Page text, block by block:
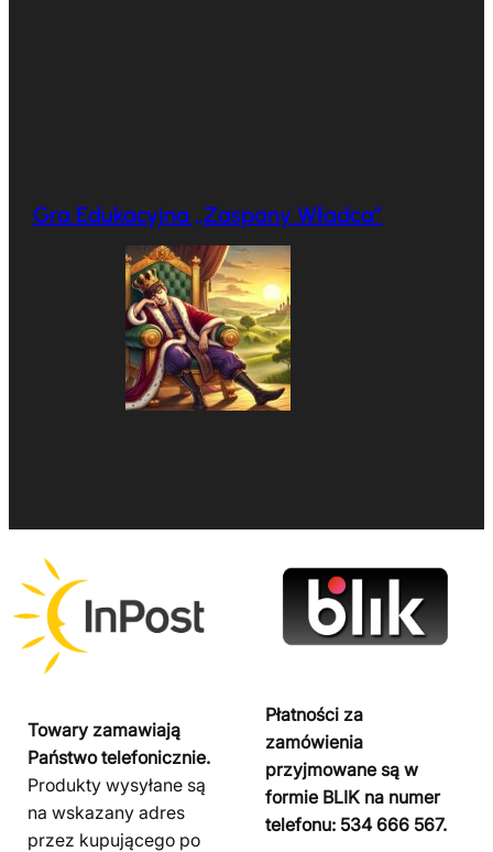
Gra Edukacyjna „Zaspany Władca”
Towary zamawiają
Państwo telefonicznie.
Produkty wysyłane są
na wskazany adres
przez kupującego po
Płatności za
zamówienia
przyjmowane są w
formie BLIK na numer
telefonu: 534 666 567.